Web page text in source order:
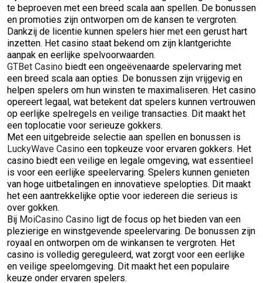
te beproeven met een breed scala aan spellen. De bonussen
en promoties zijn ontworpen om de kansen te vergroten.
Dankzij de licentie kunnen spelers hier met een gerust hart
inzetten. Het casino staat bekend om zijn klantgerichte
aanpak en eerlijke spelvoorwaarden.
GTBet Casino biedt een ongeëvenaarde spelervaring met
een breed scala aan opties. De bonussen zijn vrijgevig en
helpen spelers om hun winsten te maximaliseren. Het casino
opereert legaal, wat betekent dat spelers kunnen vertrouwen
op eerlijke spelregels en veilige transacties. Dit maakt het
een toplocatie voor serieuze gokkers.
Met een uitgebreide selectie aan spellen en bonussen is
LuckyWave Casino een topkeuze voor ervaren gokkers. Het
casino biedt een veilige en legale omgeving, wat essentieel
is voor een eerlijke speelervaring. Spelers kunnen genieten
van hoge uitbetalingen en innovatieve spelopties. Dit maakt
het een aantrekkelijke optie voor iedereen die serieus is
over gokken.
Bij MoiCasino Casino ligt de focus op het bieden van een
plezierige en winstgevende speelervaring. De bonussen zijn
royaal en ontworpen om de winkansen te vergroten. Het
casino is volledig gereguleerd, wat zorgt voor een eerlijke
en veilige speelomgeving. Dit maakt het een populaire
keuze onder ervaren spelers.